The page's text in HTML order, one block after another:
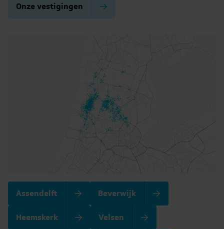
Onze vestigingen
Assendelft Beverwijk
Heemskerk Velsen